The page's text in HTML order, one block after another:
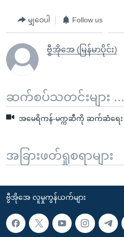
မျှဝေပါ Follow us
ဗွီအိုအေ (မြန်မာပိုင်း)
ဆက်စပ်သတင်းများ ...
အမေရိကန်-မက္ကဆီကို ဆက်ဆံရေး
အခြားဖတ်ရှုစရာများ
ဗွီအိုအေ လူမှုကွန်ယက်များ